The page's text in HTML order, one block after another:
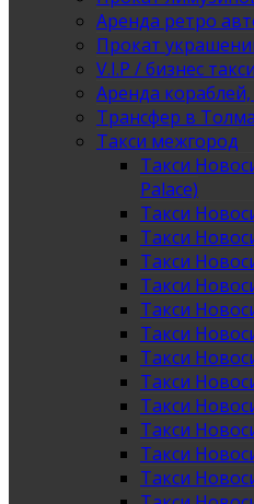
Аренда ретро
Прокат
V.I.P / бизнес такси
Аренда кораблей,
Трансфер в
Такси межгород
Такси
Palace)
Такси
Такси
Такси
Такси
Такси
Такси
Такси
Такси
Такси
Такси
Такси
Такси